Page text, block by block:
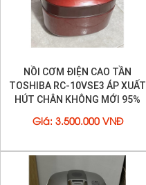
NỒI CƠM ĐIỆN CAO TẦN
TOSHIBA RC-10VSE3 ÁP XUẤT
HÚT CHÂN KHÔNG MỚI 95%
Giá : 3.500.000 VNĐ